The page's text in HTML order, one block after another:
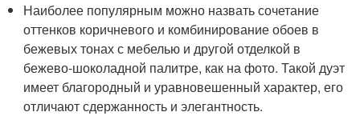
Наиболее популярным можно назвать сочетание
оттенков коричневого и комбинирование обоев в
бежевых тонах с мебелью и другой отделкой в
бежево-шоколадной палитре, как на фото. Такой дуэт
имеет благородный и уравновешенный характер, его
отличают сдержанность и элегантность.